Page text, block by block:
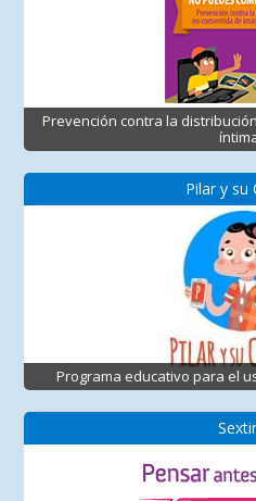
Prevención contra la
Pilar y su
Programa educativo para el